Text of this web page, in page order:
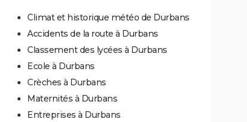
Climat et historique météo de Durbans
Accidents de la route à Durbans
Classement des lycées à Durbans
Ecole à Durbans
Crèches à Durbans
Maternités à Durbans
Entreprises à Durbans